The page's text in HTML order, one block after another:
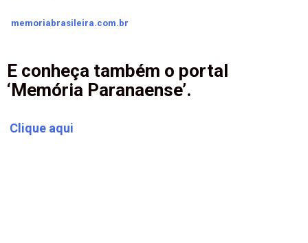
memoriabrasileira.com.br
E conheça também o portal
‘Memória Paranaense’.
Clique aqui